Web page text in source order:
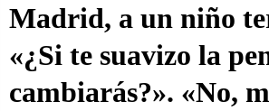
Madrid, a un niño
«¿Si te suavizo la
cambiarás?». «No,